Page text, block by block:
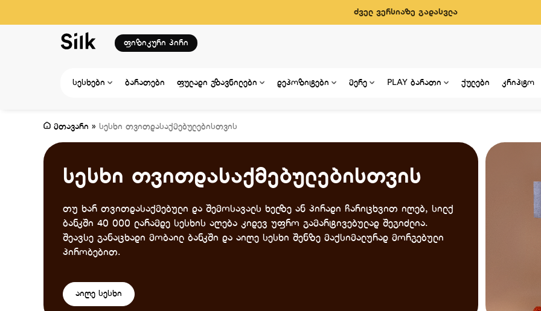
ძველ ვერსიაზე გადასვლა
ფიზიკური პირი
სესხები ბარათები ფულადი გზავნილები დეპოზიტები მერე PLAY ბარათი ქულები კრიპტო
მთავარი » სესხი თვითდასაქმებულებისთვის
სესხი თვითდასაქმებულებისთვის
თუ ხარ თვითდასაქმებული და შემოსავალს ხელზე ან პირადი ჩარიცხვით იღებ, სილქ
ბანკში 40 000 ლარამდე სესხის აღება კიდევ უფრო გამარტივებულად შეგიძლია.
შეავსე განაცხადი მობაილ ბანკში და აიღე სესხი შენზე მაქსიმალურად მორგებული
პირობებით.
აიღე სესხი